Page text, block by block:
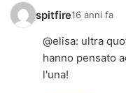
spitfire16 anni fa
@elisa: ultra
hanno pensato
l'una!